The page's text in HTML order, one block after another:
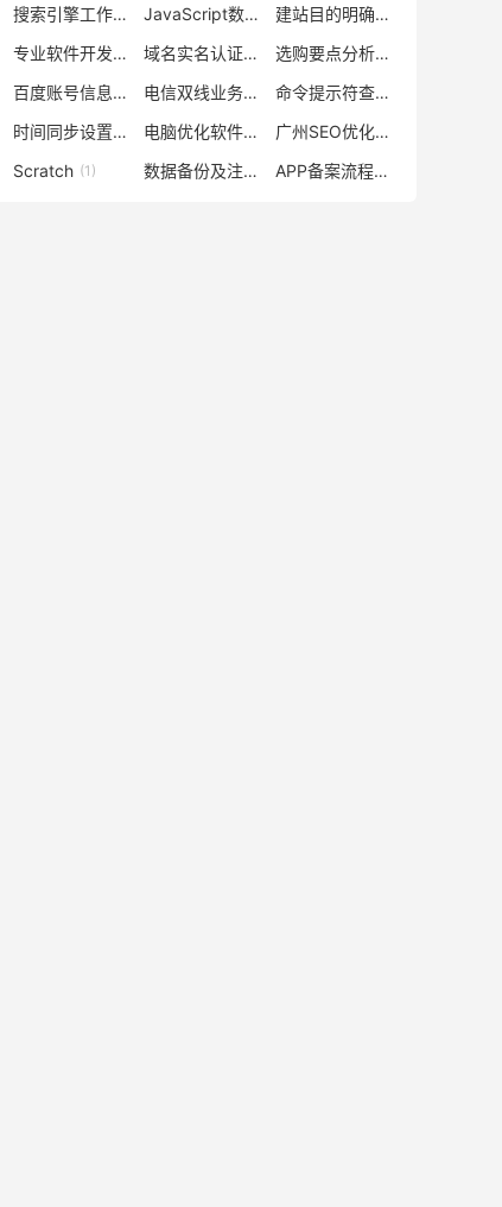
搜索引擎工作方式 (1) JavaScript数组排序函数 (1) 建站目的明确
(1)
专业软件开发包实现长链缩短技术介绍 (1)
域名实名认证服务器环境配置管理真实资料 选购要点分析
(1)
百度账号信息更改 (1) 电信双线业务
(1) 命令提示符查看
时间同步设置
(1) 电脑优化软件
(1) 广州SEO优化
(1)
Scratch (1) 数据备份及注意事项提醒 (1) APP备案流程
(1)